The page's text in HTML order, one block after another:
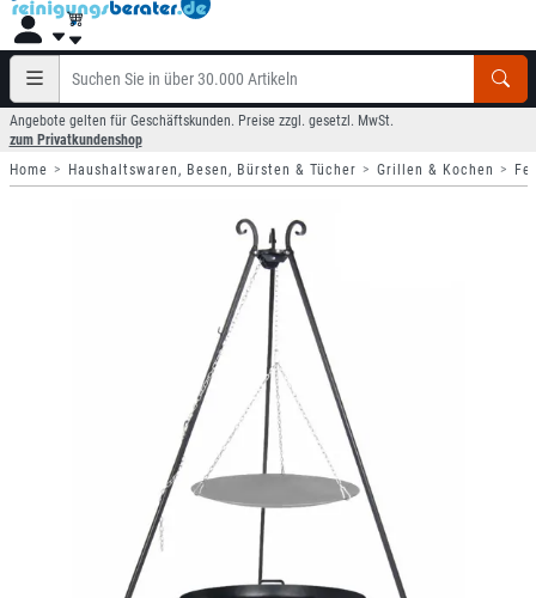
Angebote gelten für Geschäftskunden. Preise zzgl. gesetzl. MwSt.
zum Privatkundenshop
Home
Haushaltswaren, Besen, Bürsten & Tücher Grillen & Kochen